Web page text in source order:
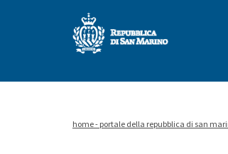
di
Marino
home - portale della repubblica di san